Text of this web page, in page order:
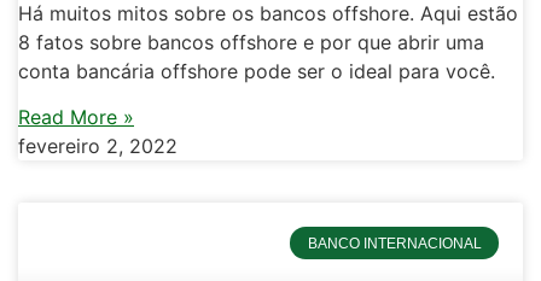
Há muitos mitos sobre os bancos offshore. Aqui estão
8 fatos sobre bancos offshore e por que abrir uma
conta bancária offshore pode ser o ideal para você.
Read More »
fevereiro 2, 2022
BANCO INTERNACIONAL